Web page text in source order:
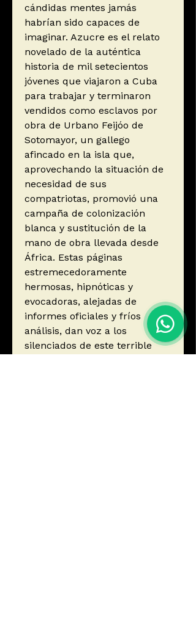
cándidas mentes jamás
habrían sido capaces de
imaginar. Azucre es el relato
novelado de la auténtica
historia de mil setecientos
jóvenes que viajaron a Cuba
para trabajar y terminaron
vendidos como esclavos por
obra de Urbano Feijóo de
Sotomayor, un gallego
afincado en la isla que,
aprovechando la situación de
necesidad de sus
compatriotas, promovió una
campaña de colonización
blanca y sustitución de la
mano de obra llevada desde
África. Estas páginas
estremecedoramente
hermosas, hipnóticas y
evocadoras, alejadas de
informes oficiales y fríos
análisis, dan voz a los
silenciados de este terrible